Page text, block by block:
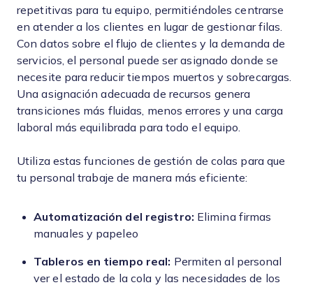
repetitivas para tu equipo, permitiéndoles centrarse
en atender a los clientes en lugar de gestionar filas.
Con datos sobre el flujo de clientes y la demanda de
servicios, el personal puede ser asignado donde se
necesite para reducir tiempos muertos y sobrecargas.
Una asignación adecuada de recursos genera
transiciones más fluidas, menos errores y una carga
laboral más equilibrada para todo el equipo.
Utiliza estas funciones de gestión de colas para que
tu personal trabaje de manera más eficiente:
Automatización del registro: Elimina firmas
manuales y papeleo
Tableros en tiempo real: Permiten al personal
ver el estado de la cola y las necesidades de los